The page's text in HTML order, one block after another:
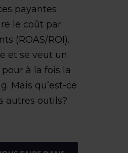
payantes
le coût par
(ROAS/ROI).
et se veut un
à la fois la
Mais qu’est-ce
autres outils?